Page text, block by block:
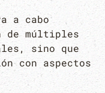
a cabo
de múltiples
sino que
con aspectos